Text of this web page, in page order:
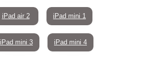
iPad air 2 iPad mini 1
iPad mini 3 iPad mini 4